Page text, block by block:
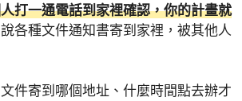
打一通電話到家裡確認，你的計畫就
說各種文件通知書寄到家裡，被其他人
件寄到哪個地址、什麼時間點去辦才